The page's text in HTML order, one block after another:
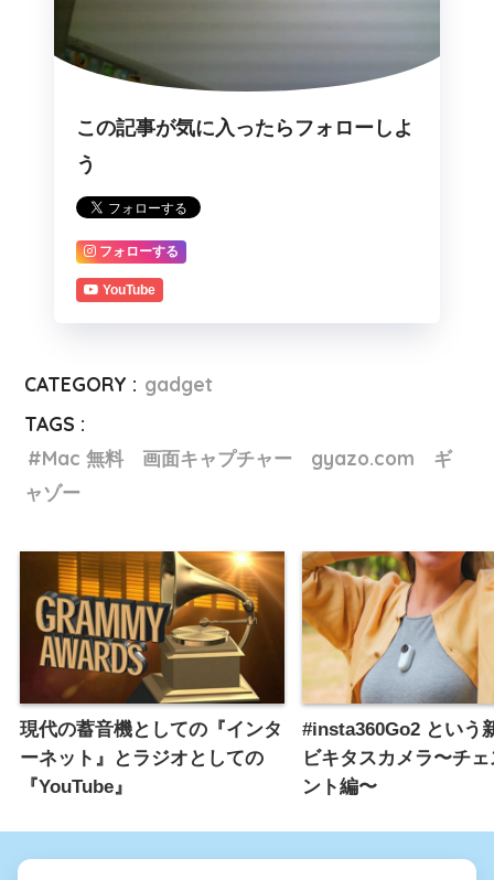
この記事が気に入ったらフォローしよ
う
フォローする
YouTube
CATEGORY : gadget
TAGS :
Mac 無料 画面キャプチャー gyazo.com ギ
ャゾー
現代の蓄音機としての『インタ
ーネット』とラジオとしての
『YouTube』
#insta360Go2 という
ビキタスカメラ〜チ
ント編〜